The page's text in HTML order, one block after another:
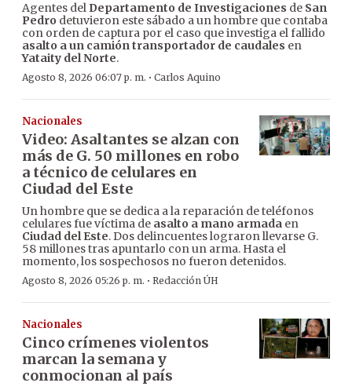
Agentes del Departamento de Investigaciones de San
Pedro detuvieron este sábado a un hombre que contaba
con orden de captura por el caso que investiga el fallido
asalto a un camión transportador de caudales en
Yataity del Norte.
Agosto 8, 2026 06:07 p. m. · Carlos Aquino
Nacionales
Video: Asaltantes se alzan con
más de G. 50 millones en robo
a técnico de celulares en
Ciudad del Este
Un hombre que se dedica a la reparación de teléfonos
celulares fue víctima de asalto a mano armada en
Ciudad del Este. Dos delincuentes lograron llevarse G.
58 millones tras apuntarlo con un arma. Hasta el
momento, los sospechosos no fueron detenidos.
Agosto 8, 2026 05:26 p. m. · Redacción ÚH
Nacionales
Cinco crímenes violentos
marcan la semana y
conmocionan al país